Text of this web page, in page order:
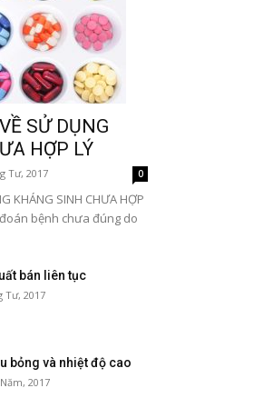
SỬ DỤNG
HỢP LÝ
Tư, 2017 0
KHÁNG SINH CHƯA HỢP
đoán bệnh chưa đúng do
bán liên tục
Tư, 2017
bỏng và nhiệt độ cao
2017